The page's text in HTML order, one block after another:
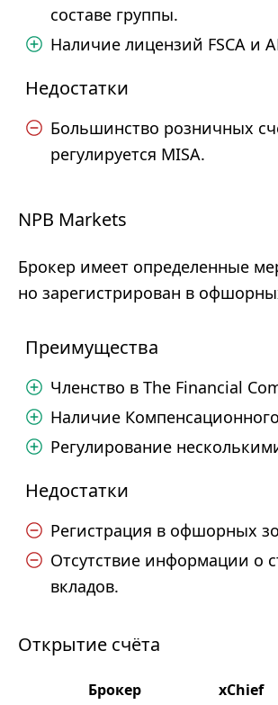
составе группы.
Наличие лицензий FSCA и
Недостатки
Большинство розничных
регулируется MISA.
NPB Markets
Брокер имеет определенные
но зарегистрирован в
Преимущества
Членство в The Financial
Наличие
Регулирование
Недостатки
Регистрация в офшорных
Отсутствие информации о
вкладов.
Открытие счёта
Брокер xChief